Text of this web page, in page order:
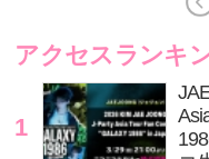
アクセスランキ
1